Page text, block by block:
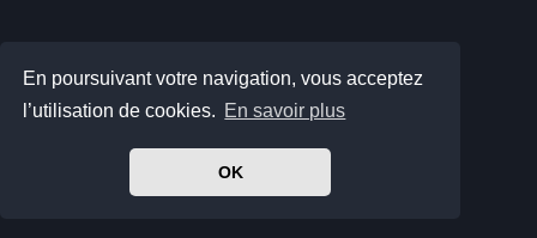
En poursuivant votre navigation, vous acceptez
l’utilisation de cookies. En savoir plus
OK